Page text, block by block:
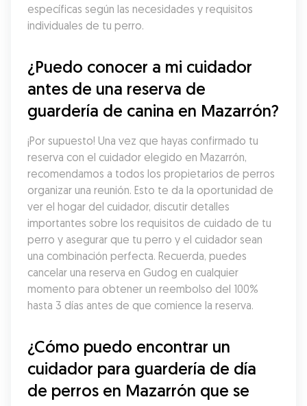
específicas según las necesidades y requisitos
individuales de tu perro.
¿Puedo conocer a mi cuidador
antes de una reserva de
guardería de canina en Mazarrón?
¡Por supuesto! Una vez que hayas confirmado tu
reserva con el cuidador elegido en Mazarrón,
recomendamos a todos los propietarios de perros
organizar una reunión. Esto te da la oportunidad de
ver el hogar del cuidador, discutir detalles
importantes sobre los requisitos de cuidado de tu
perro y asegurar que tu perro y el cuidador sean
una combinación perfecta. Recuerda, puedes
cancelar una reserva en Gudog en cualquier
momento para obtener un reembolso del 100%
hasta 3 días antes de que comience la reserva.
¿Cómo puedo encontrar un
cuidador para guardería de día
de perros en Mazarrón que se